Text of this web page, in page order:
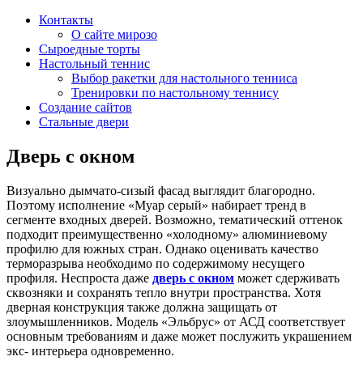
Контакты
О сайте мирозо
Сыроедные торты
Настольный теннис
Выбор ракетки для настольного тенниса
Тренировки по настольному теннису
Создание сайтов
Стальные двери
Дверь с окном
Визуально дымчато-сизый фасад выглядит благородно.
Поэтому исполнение «Муар серый» набирает тренд в
сегменте входных дверей. Возможно, тематический оттенок
подходит преимущественно «холодному» алюминиевому
профилю для южных стран. Однако оценивать качество
терморазрыва необходимо по содержимому несущего
профиля. Неспроста даже дверь с окном может сдерживать
сквозняки и сохранять тепло внутри пространства. Хотя
дверная конструкция также должна защищать от
злоумышленников. Модель «Эльбрус» от АСД соответствует
основным требованиям и даже может послужить украшением
экс- интерьера одновременно.